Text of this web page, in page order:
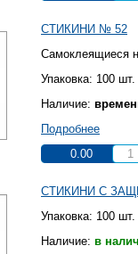
СТИКИНИ № 52
Самоклеящиеся
Упаковка: 100 шт.
Наличие:
Подробнее
0.00
СТИКИНИ С
Упаковка: 100 шт.
Наличие: в